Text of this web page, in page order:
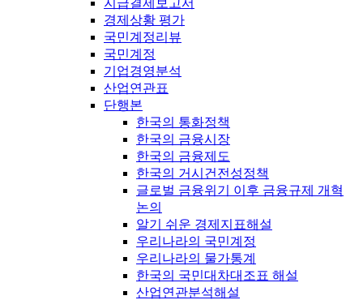
지급결제보고서
경제상황 평가
국민계정리뷰
국민계정
기업경영분석
산업연관표
단행본
한국의 통화정책
한국의 금융시장
한국의 금융제도
한국의 거시건전성정책
글로벌 금융위기 이후 금융규제 개혁
논의
알기 쉬운 경제지표해설
우리나라의 국민계정
우리나라의 물가통계
한국의 국민대차대조표 해설
산업연관분석해설